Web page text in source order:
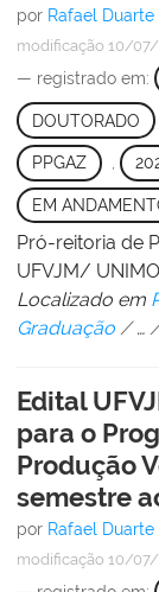
por Rafael Duarte
modificação 10/07/
— registrado em:
DOUTORADO
PPGAZ ,
EM
Pró-reitoria de
UFVJM/
Localizado em
Graduação /…
Edital
para o
Produção
semestre
por Rafael Duarte
modificação 10/07/